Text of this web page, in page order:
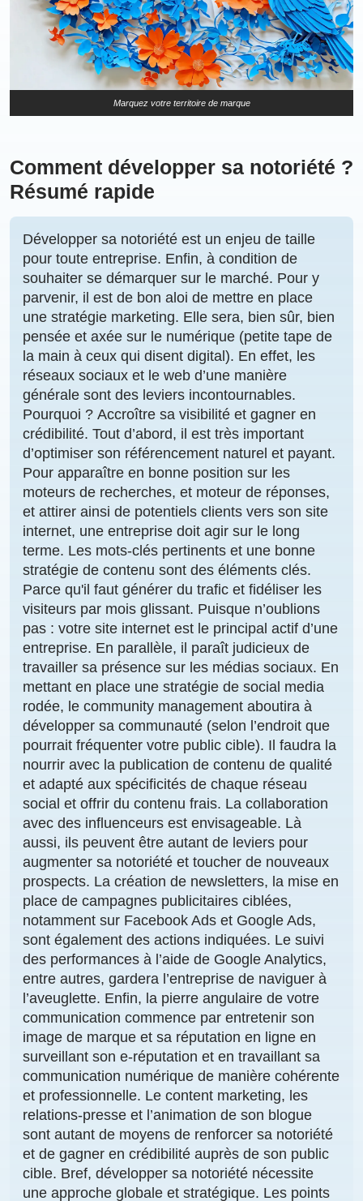
Marquez votre territoire de marque
Comment développer sa notoriété ?
Résumé rapide
Développer sa notoriété est un enjeu de taille
pour toute entreprise. Enfin, à condition de
souhaiter se démarquer sur le marché. Pour y
parvenir, il est de bon aloi de mettre en place
une stratégie marketing. Elle sera, bien sûr, bien
pensée et axée sur le numérique (petite tape de
la main à ceux qui disent digital). En effet, les
réseaux sociaux et le web d’une manière
générale sont des leviers incontournables.
Pourquoi ? Accroître sa visibilité et gagner en
crédibilité. Tout d’abord, il est très important
d’optimiser son référencement naturel et payant.
Pour apparaître en bonne position sur les
moteurs de recherches, et moteur de réponses,
et attirer ainsi de potentiels clients vers son site
internet, une entreprise doit agir sur le long
terme. Les mots-clés pertinents et une bonne
stratégie de contenu sont des éléments clés.
Parce qu'il faut générer du trafic et fidéliser les
visiteurs par mois glissant. Puisque n’oublions
pas : votre site internet est le principal actif d’une
entreprise. En parallèle, il paraît judicieux de
travailler sa présence sur les médias sociaux. En
mettant en place une stratégie de social media
rodée, le community management aboutira à
développer sa communauté (selon l’endroit que
pourrait fréquenter votre public cible). Il faudra la
nourrir avec la publication de contenu de qualité
et adapté aux spécificités de chaque réseau
social et offrir du contenu frais. La collaboration
avec des influenceurs est envisageable. Là
aussi, ils peuvent être autant de leviers pour
augmenter sa notoriété et toucher de nouveaux
prospects. La création de newsletters, la mise en
place de campagnes publicitaires ciblées,
notamment sur Facebook Ads et Google Ads,
sont également des actions indiquées. Le suivi
des performances à l’aide de Google Analytics,
entre autres, gardera l’entreprise de naviguer à
l’aveuglette. Enfin, la pierre angulaire de votre
communication commence par entretenir son
image de marque et sa réputation en ligne en
surveillant son e-réputation et en travaillant sa
communication numérique de manière cohérente
et professionnelle. Le content marketing, les
relations-presse et l’animation de son blogue
sont autant de moyens de renforcer sa notoriété
et de gagner en crédibilité auprès de son public
cible. Bref, développer sa notoriété nécessite
une approche globale et stratégique. Les points